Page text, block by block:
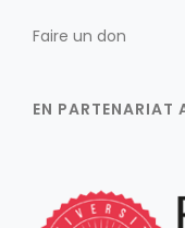
Faire un don
EN PARTENARIAT